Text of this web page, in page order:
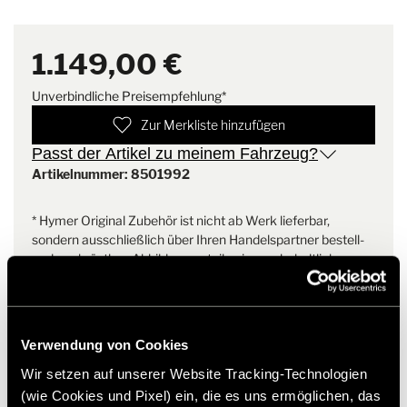
Verwendung von Cookies
Wir setzen auf unserer Website Tracking-Technologien
(wie Cookies und Pixel) ein, die es uns ermöglichen, das
Technische Daten:
- Eigengewicht Backrack+ 8,6 Kg
- Eigengewicht Number and Light Bar 15,8 Kg
- Traglast Backrack+ 80kg
- Traglast Number and Light Bar 100kg (Kurzzeitbelastung)
Lieferumfang:
- Backrack+ rechts
PDF | 781,6 KB
Download
Benutzerinformation_Number and Light Bar
PDF | 3,9 MB
Download
1.149,00 €
Unverbindliche Preisempfehlung*
Zur Merkliste hinzufügen
Passt der Artikel zu meinem Fahrzeug?
Artikelnummer: 8501992
* Hymer Original Zubehör ist nicht ab Werk lieferbar,
sondern ausschließlich über Ihren Handelspartner bestell-
und nachrüstbar. Abbildungen teilweise vorbehaltlich